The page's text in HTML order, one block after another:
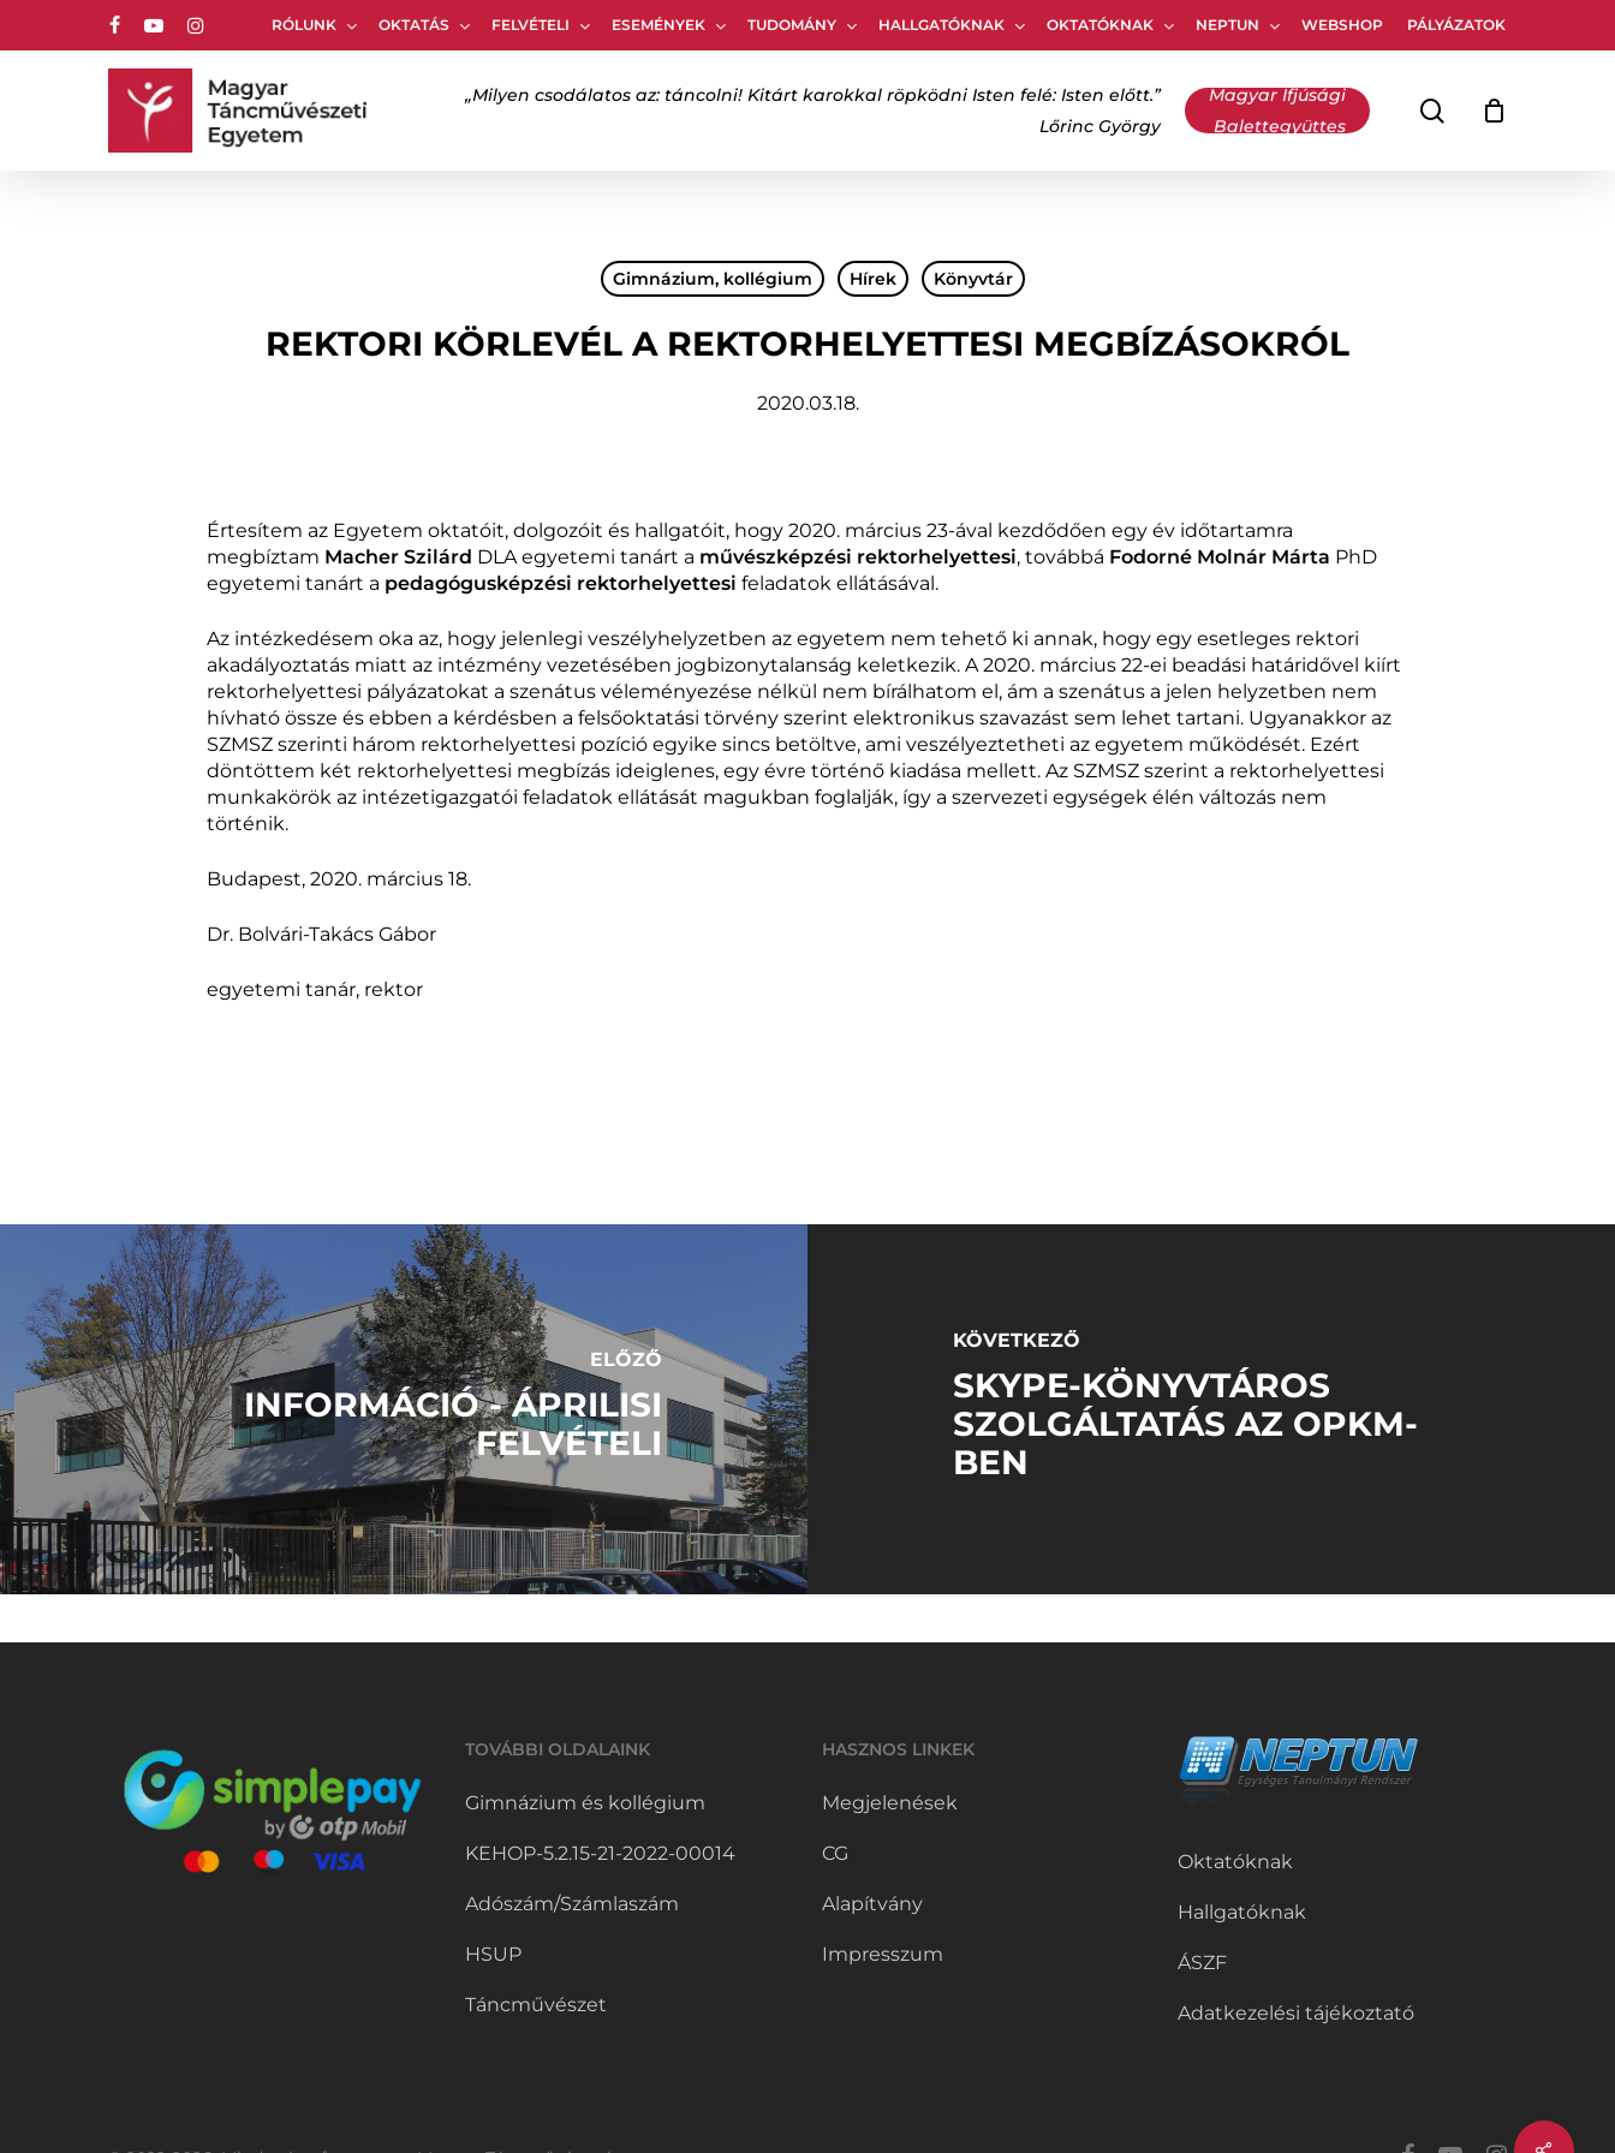
facebookyoutubeinstagram
RÓLUNK OKTATÁS FELVÉTELI ESEMÉNYEK TUDOMÁNY HALLGATÓKNAK OKTATÓKNAK NEPTUN WEBSHOP PÁLYÁZATOK
„Milyen csodálatos az: táncolni! Kitárt karokkal röpködni Isten felé: Isten előtt.”
Lőrinc György
Magyar Ifjúsági
Balettegyüttes
keresés
Kosár Kosár
Gimnázium, kollégium Hírek Könyvtár
REKTORI KÖRLEVÉL A REKTORHELYETTESI MEGBÍZÁSOKRÓL
2020.03.18.
Értesítem az Egyetem oktatóit, dolgozóit és hallgatóit, hogy 2020. március 23-ával kezdődően egy év időtartamra
megbíztam Macher Szilárd DLA egyetemi tanárt a művészképzési rektorhelyettesi, továbbá Fodorné Molnár Márta PhD
egyetemi tanárt a pedagógusképzési rektorhelyettesi feladatok ellátásával.
Az intézkedésem oka az, hogy jelenlegi veszélyhelyzetben az egyetem nem tehető ki annak, hogy egy esetleges rektori
akadályoztatás miatt az intézmény vezetésében jogbizonytalanság keletkezik. A 2020. március 22-ei beadási határidővel kiírt
rektorhelyettesi pályázatokat a szenátus véleményezése nélkül nem bírálhatom el, ám a szenátus a jelen helyzetben nem
hívható össze és ebben a kérdésben a felsőoktatási törvény szerint elektronikus szavazást sem lehet tartani. Ugyanakkor az
SZMSZ szerinti három rektorhelyettesi pozíció egyike sincs betöltve, ami veszélyeztetheti az egyetem működését. Ezért
döntöttem két rektorhelyettesi megbízás ideiglenes, egy évre történő kiadása mellett. Az SZMSZ szerint a rektorhelyettesi
munkakörök az intézetigazgatói feladatok ellátását magukban foglalják, így a szervezeti egységek élén változás nem
történik.
Budapest, 2020. március 18.
Dr. Bolvári-Takács Gábor
egyetemi tanár, rektor
ELŐZŐ
INFORMÁCIÓ - ÁPRILISI
FELVÉTELI
KÖVETKEZŐ
SKYPE-KÖNYVTÁROS
SZOLGÁLTATÁS AZ OPKM-
BEN
TOVÁBBI OLDALAINK
Gimnázium és kollégium
KEHOP-5.2.15-21-2022-00014
Adószám/Számlaszám
HSUP
Táncművészet
HASZNOS LINKEK
Megjelenések
CG
Alapítvány
Impresszum
Oktatóknak
Hallgatóknak
ÁSZF
Adatkezelési tájékoztató